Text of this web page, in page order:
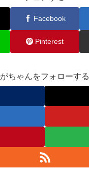
Facebook
Pinterest
がちゃんをフォローする